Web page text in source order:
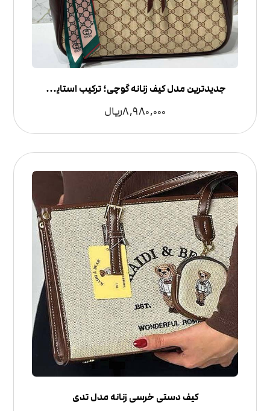
جدیدترین مدل کیف زنانه گوچی؛ ترکیب استایل لوکس و کاربرد روزمره
8,980,000ریال
کیف دستی خرسی زنانه مدل تدی